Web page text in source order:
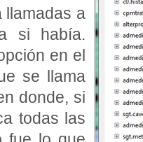
llamadas a
si había.
en el
se llama
donde, si
todas las